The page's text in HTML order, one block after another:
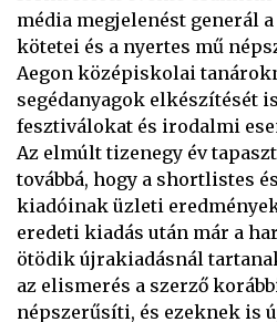
média megjelenést generál
kötetei és a nyertes mű
Aegon középiskolai
segédanyagok elkészítését
fesztiválokat és irodalmi
Az elmúlt tizenegy év
továbbá, hogy a shortlistes
kiadóinak üzleti
eredeti kiadás után már a
ötödik újrakiadásnál
az elismerés a szerző
népszerűsíti, és ezeknek is